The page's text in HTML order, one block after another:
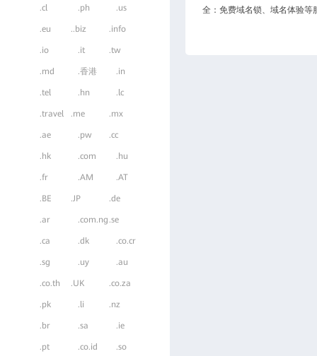
.cl .ph .us
.eu ..biz .info
.io .it .tw
.md .香港 .in
.tel .hn .lc
.travel .me .mx
.ae .pw .cc
.hk .com .hu
.fr .AM .AT
.BE .JP .de
.ar .com.ng .se
.ca .dk .co.cr
.sg .uy .au
.co.th .UK .co.za
.pk .li .nz
.br .sa .ie
.pt .co.id .so
全：免费域名锁、域名体验等